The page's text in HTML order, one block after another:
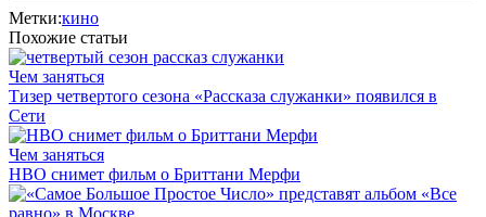
Метки:кино
Похожие статьи
Чем заняться
Тизер четвертого сезона «Рассказа служанки» появился в
Сети
Чем заняться
HBO снимет фильм о Бриттани Мерфи